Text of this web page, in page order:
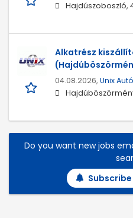
Hajdúszoboszló,
Alkatrész
04.08.2026, Unix
Do you want new jobs